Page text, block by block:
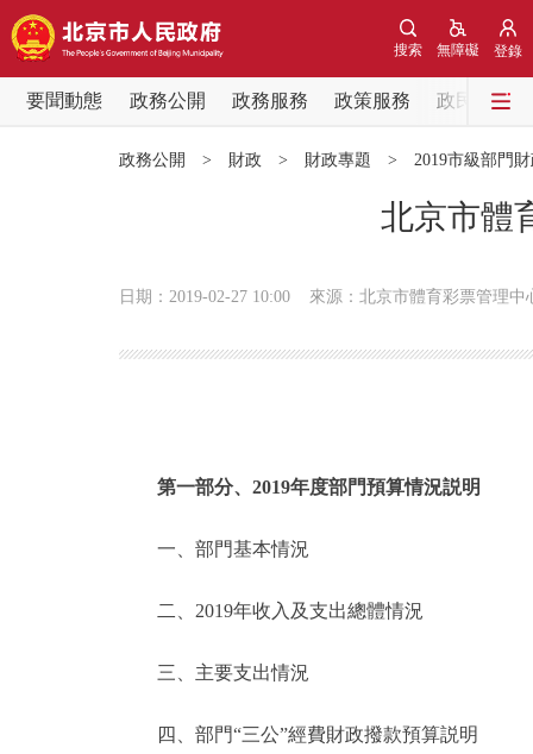
登錄
無障礙
搜索
要聞動態 政務公開 政務服務 政策服務
政民互動
政務公開 > 財政 > 財政專題 > 2019市級部門
北京市體
日期：2019-02-27 10:00 來源：北京市體育彩票管理中
第一部分、2019年度部門預算情況説明
一、部門基本情況
二、2019年收入及支出總體情況
三、主要支出情況
四、部門“三公”經費財政撥款預算説明